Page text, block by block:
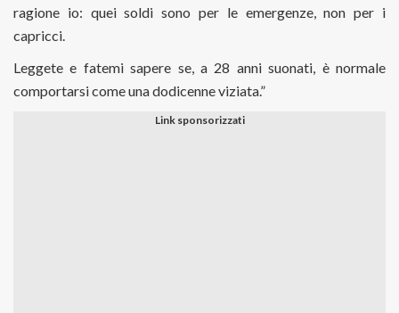
ragione io: quei soldi sono per le emergenze, non per i
capricci.
Leggete e fatemi sapere se, a 28 anni suonati, è normale
comportarsi come una dodicenne viziata.”